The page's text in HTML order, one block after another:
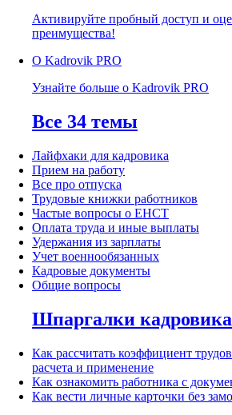
Активируйте пробный доступ и
преимущества!
О Kadrovik PRO
Узнайте больше о Kadrovik PRO
Все 34 темы
Лайфхаки для кадровика
Прием на работу
Все про отпуска
Трудовые книжки работников
Частые вопросы о ЕНСТ
Оплата труда и иные выплаты
Удержания из зарплаты
Учет военнообязанных
Кадровые документы
Общие вопросы
Шпаргалки кадровика
Как рассчитать коэффициент
расчета и применение
Как ознакомить работника с
Как вести личные карточки без